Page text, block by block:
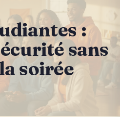
:
sans
soirée